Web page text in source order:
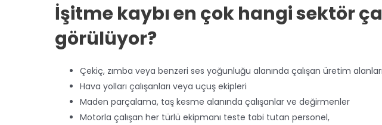
İşitme kaybı en çok hangi sektör
görülüyor?
Çekiç, zımba veya benzeri ses yoğunluğu alanında çalışan üretim alanları
Hava yolları çalışanları veya uçuş ekipleri
Maden parçalama, taş kesme alanında çalışanlar ve değirmenler
Motorla çalışan her türlü ekipmanı teste tabi tutan personel,